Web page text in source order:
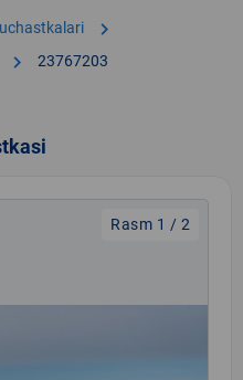
chevron_right
chevron_right 23767203
Rasm 1 / 2